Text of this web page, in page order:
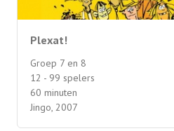
Plexat!
Groep 7 en 8
12 - 99 spelers
60 minuten
Jingo, 2007